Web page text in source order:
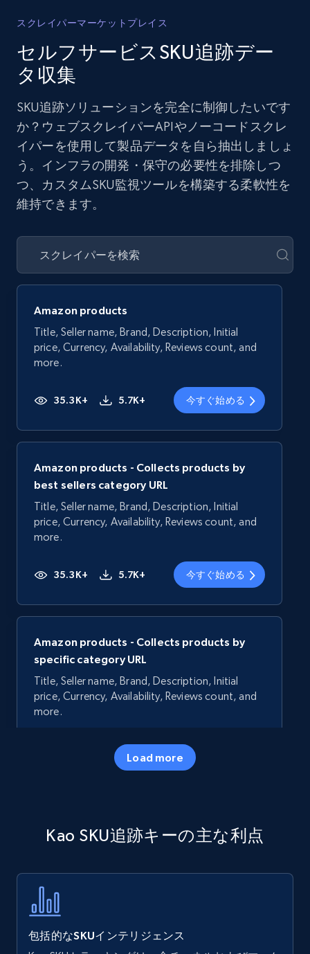
スクレイパーマーケットプレイス
セルフサービスSKU追跡デー
タ収集
SKU追跡ソリューションを完全に制御したいです
か？ウェブスクレイパーAPIやノーコードスクレ
イパーを使用して製品データを自ら抽出しましょ
う。インフラの開発・保守の必要性を排除しつ
つ、カスタムSKU監視ツールを構築する柔軟性を
維持できます。
Amazon products
Title, Seller name, Brand, Description, Initial
price, Currency, Availability, Reviews count, and
more.
35.3K+ 5.7K+ 今すぐ始める
Amazon products - Collects products by
best sellers category URL
Title, Seller name, Brand, Description, Initial
price, Currency, Availability, Reviews count, and
more.
35.3K+ 5.7K+ 今すぐ始める
Amazon products - Collects products by
specific category URL
Title, Seller name, Brand, Description, Initial
price, Currency, Availability, Reviews count, and
more.
5.7K+ 今すぐ始める
specific keywords
price, Currency, Availability, Reviews count, and
more.
Load more
Kao SKU追跡キーの主な利点
包括的なSKUインテリジェンス